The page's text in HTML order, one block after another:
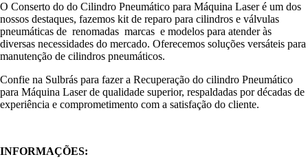
O Conserto do do Cilindro Pneumático para Máquina Laser é um dos
nossos destaques, fazemos kit de reparo para cilindros e válvulas
pneumáticas de renomadas marcas e modelos para atender às
diversas necessidades do mercado. Oferecemos soluções versáteis para
manutenção de cilindros pneumáticos.
Confie na Sulbrás para fazer a Recuperação do cilindro Pneumático
para Máquina Laser de qualidade superior, respaldadas por décadas de
experiência e comprometimento com a satisfação do cliente.
INFORMAÇÕES: